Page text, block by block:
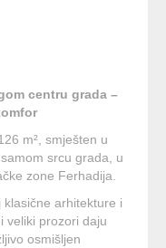
centru grada –
m², smješten u
srcu grada, u
zone Ferhadija.
arhitekture i
veliki prozori daju
osmišljen